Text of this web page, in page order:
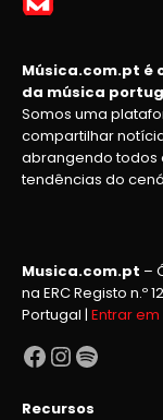
Música.com.pt é
da música
Somos uma
compartilhar
abrangendo todos
tendências do
Musica.com.pt –
na ERC Registo n.º
Portugal | Entrar
Facebook
Spotify
Recursos